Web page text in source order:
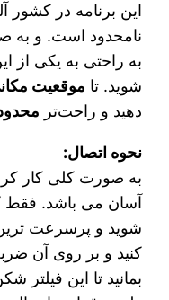
این برنامه در کشور
نامحدود است. و
به راحتی به یکی از
شوید. تا موقعیت
دهید و راحت‌تر
نحوه اتصال:
به صورت کلی کار
آسان می‌ باشد. فقط
شوید و پرسرعت‌ ترین
کنید و بر روی آن
بمانید تا این فیلتر